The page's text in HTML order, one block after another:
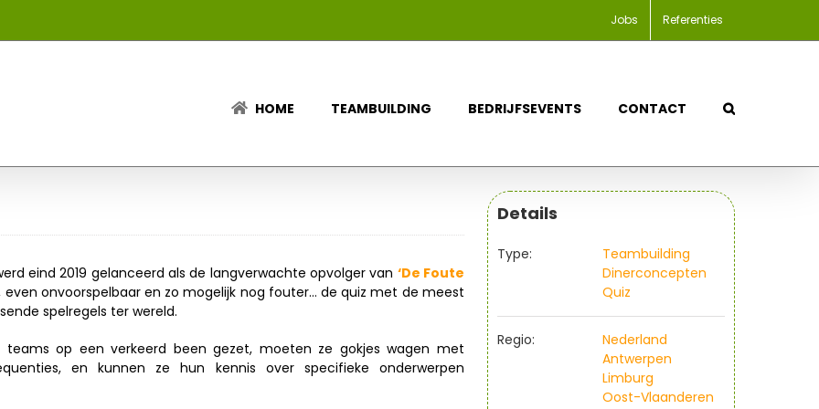
Jobs Referenties
HOME TEAMBUILDING BEDRIJFSEVENTS CONTACT
eind 2019 gelanceerd als de langverwachte opvolger van ‘De Foute
even onvoorspelbaar en zo mogelijk nog fouter… de quiz met de meest
spelregels ter wereld.
teams op een verkeerd been gezet, moeten ze gokjes wagen met
en kunnen ze hun kennis over specifieke onderwerpen
Details
Type:
Teambuilding
Dinerconcepten
Quiz
Regio:
Nederland
Antwerpen
Limburg
Oost-Vlaanderen